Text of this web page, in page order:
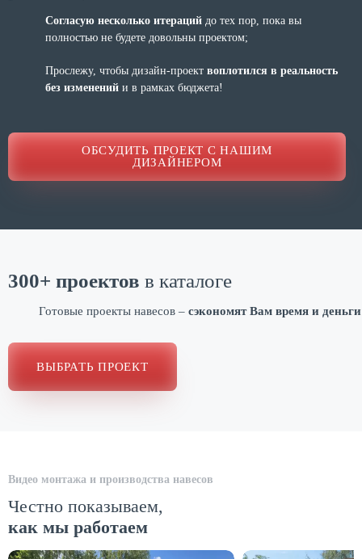
Согласую несколько итераций до тех пор, пока вы
полностью не будете довольны проектом;
Прослежу, чтобы дизайн-проект воплотился в реальность
без изменений и в рамках бюджета!
ОБСУДИТЬ ПРОЕКТ С НАШИМ
ДИЗАЙНЕРОМ
300+ проектов в каталоге
Готовые проекты навесов – сэкономят Вам время и
ВЫБРАТЬ ПРОЕКТ
Видео монтажа и производства навесов
Честно показываем,
как мы работаем